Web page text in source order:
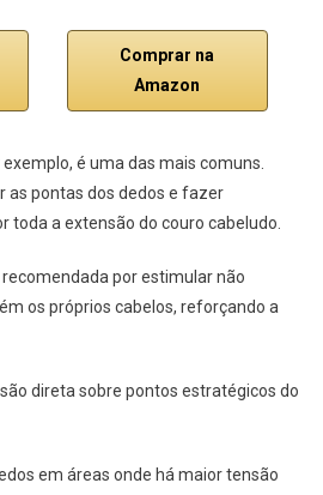
Comprar na
Amazon
é uma das mais comuns.
as pontas dos dedos e fazer
toda a extensão do couro cabeludo.
por estimular não
os próprios cabelos, reforçando a
direta sobre pontos estratégicos do
em áreas onde há maior tensão